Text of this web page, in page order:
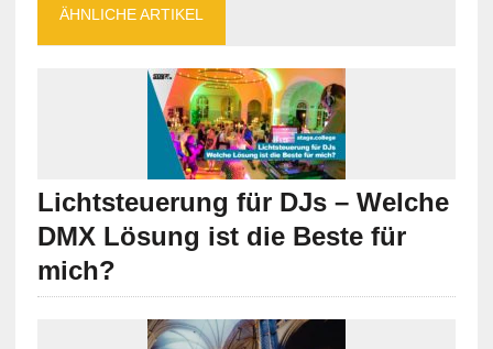
ÄHNLICHE ARTIKEL
Lichtsteuerung für DJs – Welche
DMX Lösung ist die Beste für
mich?